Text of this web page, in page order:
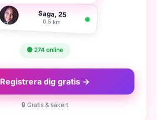
Saga, 25
0.5 km
🟢 274 online
Registrera dig gratis →
🔒 Gratis & säkert